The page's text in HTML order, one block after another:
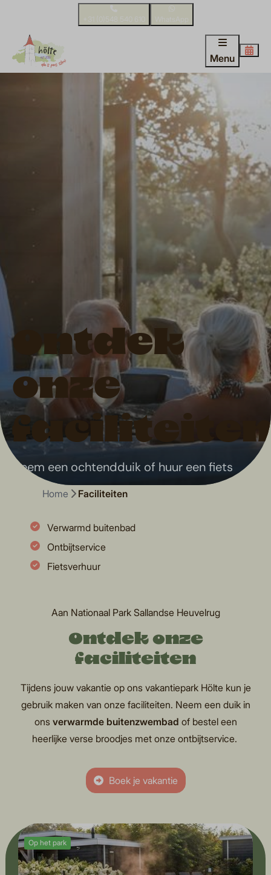
Menu
Ontdek
onze
Neem een ochtendduik of huur een fiets
Home Faciliteiten
Verwarmd buitenbad
Ontbijtservice
Fietsverhuur
Aan Nationaal Park Sallandse Heuvelrug
Ontdek onze
faciliteiten
Tijdens jouw vakantie op ons vakantiepark Hölte kun je
gebruik maken van onze faciliteiten. Neem een duik in
ons verwarmde buitenzwembad of bestel een
heerlijke verse broodjes met onze ontbijtservice.
Boek je vakantie
Fluitende
Op het park